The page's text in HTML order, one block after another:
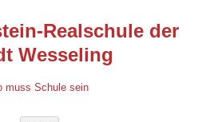
Realschule der
Wesseling
muss Schule sein